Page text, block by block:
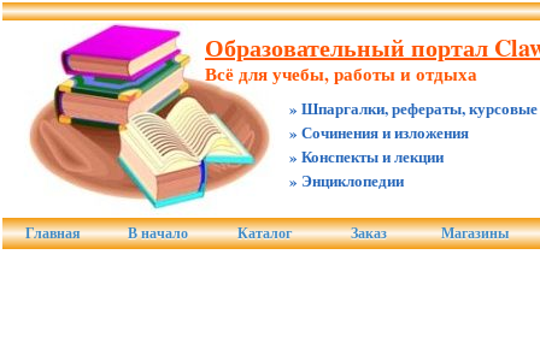
Образовательный портал
Всё для учебы, работы и отдыха
» Шпаргалки, рефераты, курсовые
» Сочинения и изложения
» Конспекты и лекции
» Энциклопедии
Главная В начало Каталог Заказ Магазины